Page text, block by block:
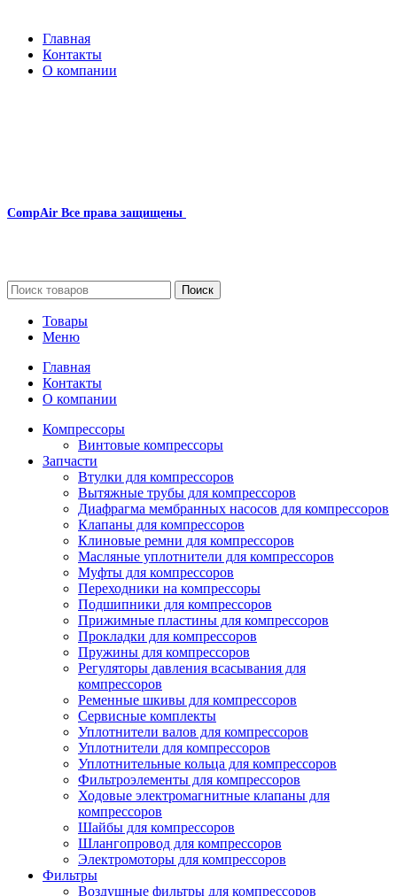
Главная
Контакты
О компании
CompAir Все права защищены
Поиск
Товары
Меню
Главная
Контакты
О компании
Компрессоры
Винтовые компрессоры
Запчасти
Втулки для компрессоров
Вытяжные трубы для компрессоров
Диафрагма мембранных насосов для компрессоров
Клапаны для компрессоров
Клиновые ремни для компрессоров
Масляные уплотнители для компрессоров
Муфты для компрессоров
Переходники на компрессоры
Подшипники для компрессоров
Прижимные пластины для компрессоров
Прокладки для компрессоров
Пружины для компрессоров
Регуляторы давления всасывания для
компрессоров
Ременные шкивы для компрессоров
Сервисные комплекты
Уплотнители валов для компрессоров
Уплотнители для компрессоров
Уплотнительные кольца для компрессоров
Фильтроэлементы для компрессоров
Ходовые электромагнитные клапаны для
компрессоров
Шайбы для компрессоров
Шлангопровод для компрессоров
Электромоторы для компрессоров
Фильтры
Воздушные фильтры для компрессоров